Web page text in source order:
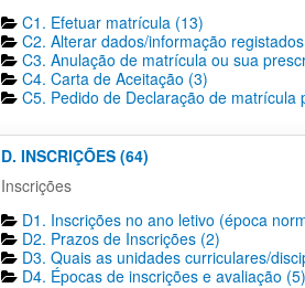
C1. Efetuar matrícula (13)
C2. Alterar dados/informação
C3. Anulação de matrícula ou sua
C4. Carta de Aceitação (3)
C5. Pedido de Declaração de
D. INSCRIÇÕES (64)
Inscrições
D1. Inscrições no ano letivo (época
D2. Prazos de Inscrições (2)
D3. Quais as unidades curriculares/
D4. Épocas de inscrições e avaliação (5)